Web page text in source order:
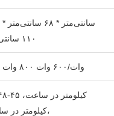
۱۱۰ سانتی‌متر
۵۰۰ وات/۶۰۰ وات ۸۰۰ وات
کیلومتر در ساعت،